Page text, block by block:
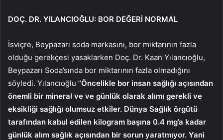
DOÇ. DR. YILANCIOĞLU: BOR DEĞERİ NORMAL
İsviçre, Beypazarı soda markasını, bor miktarının fazla
olduğu gerekçesi yasaklarken Doç. Dr. Kaan Yılancıoğlu,
Beypazarı Soda’sında bor miktarının fazla olmadığını
söyledi. Yılancıoğlu “Öncelikle bor insan sağlığı açısından
önemli bir mineral ve ve günlük olarak alımı gerekli ve
eksikliği sağlığı olumsuz etkiler. Dünya Sağlık örgütü
tarafından kabul edilen kilogram başına 0.4 mg’a kadar
günlük alım sağlık açısından bir sorun yaratmıyor. Yani